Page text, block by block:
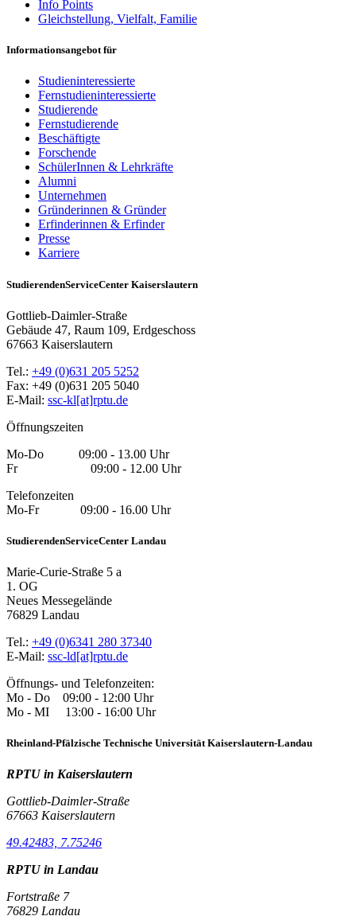
Info Points
Gleichstellung, Vielfalt, Familie
Informationsangebot für
Studieninteressierte
Fernstudieninteressierte
Studierende
Fernstudierende
Beschäftigte
Forschende
SchülerInnen & Lehrkräfte
Alumni
Unternehmen
Gründerinnen & Gründer
Erfinderinnen & Erfinder
Presse
Karriere
StudierendenServiceCenter Kaiserslautern
Gottlieb-Daimler-Straße
Gebäude 47, Raum 109, Erdgeschoss
67663 Kaiserslautern
Tel.: +49 (0)631 205 5252
Fax: +49 (0)631 205 5040
E-Mail: ssc-kl[at]rptu.de
Öffnungszeiten
Mo-Do 09:00 - 13.00 Uhr
Fr 09:00 - 12.00 Uhr
Telefonzeiten
Mo-Fr 09:00 - 16.00 Uhr
StudierendenServiceCenter Landau
Marie-Curie-Straße 5 a
1. OG
Neues Messegelände
76829 Landau
Tel.: +49 (0)6341 280 37340
E-Mail: ssc-ld[at]rptu.de
Öffnungs- und Telefonzeiten:
Mo - Do 09:00 - 12:00 Uhr
Mo - MI 13:00 - 16:00 Uhr
Rheinland-Pfälzische Technische Universität Kaiserslautern-Landau
RPTU in Kaiserslautern
Gottlieb-Daimler-Straße
67663 Kaiserslautern
49.42483, 7.75246
RPTU in Landau
Fortstraße 7
76829 Landau